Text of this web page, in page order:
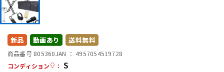
配信/ライブ機器
新品 動画あり 送料無料
商品番号 805360JAN ： 4957054519728
コンディション
： S